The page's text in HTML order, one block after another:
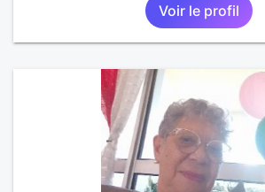
Voir le profil